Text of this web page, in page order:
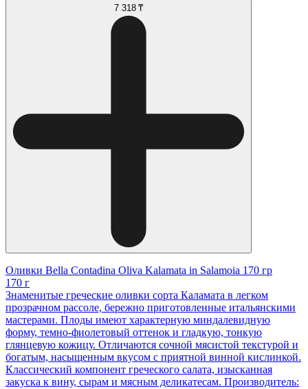
7 318 ₸
Оливки Bella Contadina Oliva Kalamata in Salamoia 170 гр
170 г
Знаменитые греческие оливки сорта Каламата в легком
прозрачном рассоле, бережно приготовленные итальянскими
мастерами. Плоды имеют характерную миндалевидную
форму, темно-фиолетовый оттенок и гладкую, тонкую
глянцевую кожицу. Отличаются сочной мясистой текстурой и
богатым, насыщенным вкусом с приятной винной кислинкой.
Классический компонент греческого салата, изысканная
закуска к вину, сырам и мясным деликатесам. Производитель: